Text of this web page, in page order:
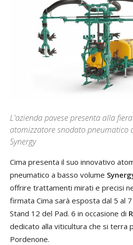
L'azienda pavese presenta alla
atomizzatore snodato pneumatico
Synergy
Cima presenta il suo innovativo
pneumatico a basso volume
offrire trattamenti mirati e precisi
firmata Cima sarà esposta dal 5 al
Stand 12 del Pad. 6 in occasione di
dedicato alla viticultura che si terra
Pordenone.